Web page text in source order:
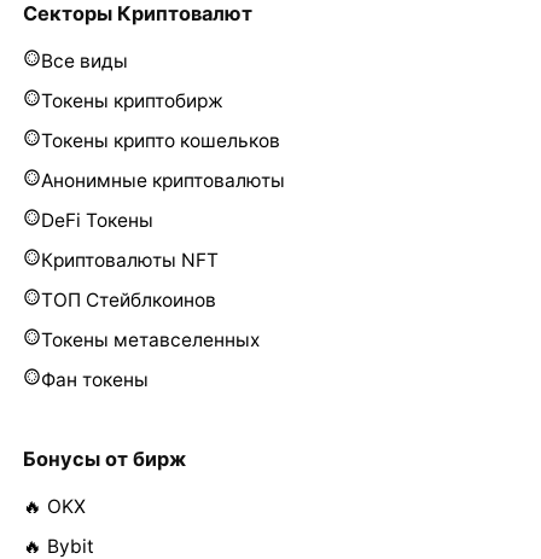
Секторы Криптовалют
Все виды
Токены криптобирж
Токены крипто кошельков
Анонимные криптовалюты
DeFi Токены
Криптовалюты NFT
ТОП Стейблкоинов
Токены метавселенных
Фан токены
Бонусы от бирж
🔥 OKX
🔥 Bybit